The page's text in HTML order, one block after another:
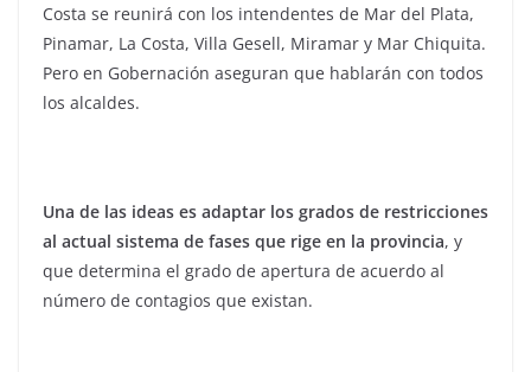
Costa se reunirá con los intendentes de Mar del Plata,
Pinamar, La Costa, Villa Gesell, Miramar y Mar Chiquita.
Pero en Gobernación aseguran que hablarán con todos
los alcaldes.
Una de las ideas es adaptar los grados de restricciones
al actual sistema de fases que rige en la provincia, y
que determina el grado de apertura de acuerdo al
número de contagios que existan.